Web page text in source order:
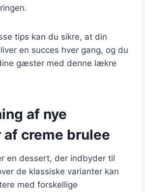
tips kan du sikre, at din
en succes hver gang, og du
gæster med denne lækre
af nye
creme brulee
en dessert, der indbyder til
de klassiske varianter kan
med forskellige